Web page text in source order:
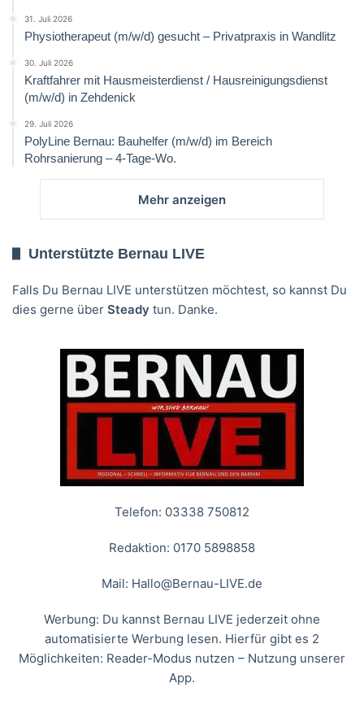
31. Juli 2026
Physiotherapeut (m/w/d) gesucht – Privatpraxis in Wandlitz
30. Juli 2026
Kraftfahrer mit Hausmeisterdienst / Hausreinigungsdienst
(m/w/d) in Zehdenick
29. Juli 2026
PolyLine Bernau: Bauhelfer (m/w/d) im Bereich
Rohrsanierung – 4-Tage-Wo.
Mehr anzeigen
Unterstützte Bernau LIVE
Falls Du Bernau LIVE unterstützen möchtest, so kannst Du
dies gerne über Steady tun. Danke.
Telefon: 03338 750812
Redaktion: 0170 5898858
Mail: Hallo@Bernau-LIVE.de
Werbung: Du kannst Bernau LIVE jederzeit ohne
automatisierte Werbung lesen. Hierfür gibt es 2
Möglichkeiten: Reader-Modus nutzen – Nutzung unserer
App.